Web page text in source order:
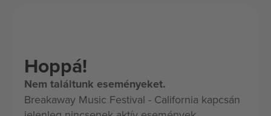
Hoppá!
Nem találtunk eseményeket.
Breakaway Music Festival - California kapcsán